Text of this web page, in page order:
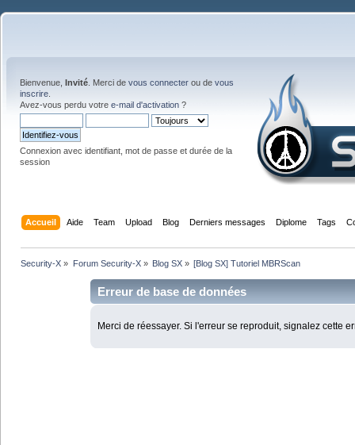
Bienvenue, Invité . Merci de vous connecter ou de vous
inscrire
Avez-vous perdu votre e-mail d'activation ?
Connexion avec identifiant, mot de passe et durée de la
session
Accueil Aide Team Upload Blog Derniers messages Diplome Tags
Security-X » Forum Security-X» Blog SX» [Blog SX] Tutoriel MBRScan
Erreur de base de données
Merci de réessayer. Si l'erreur se reproduit, signalez cette